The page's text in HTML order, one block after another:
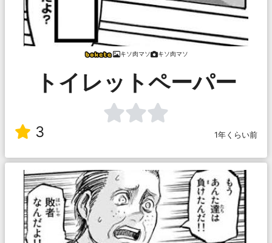
キソ肉マソ キソ肉マソ
トイレットペーパー
3 1年くらい前